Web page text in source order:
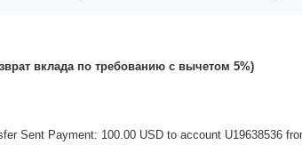
вклада по требованию с вычетом 5%)
Sent Payment: 100.00 USD to account U19638536